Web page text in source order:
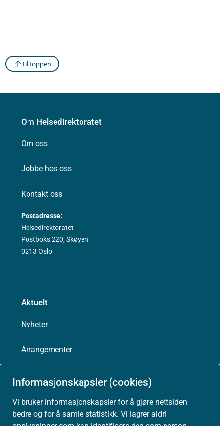
Informasjonskapsler (cookies)
Vi bruker informasjonskapsler for å gjøre nettsiden
bedre og for å samle statistikk. Vi lagrer aldri
Til toppen
Om Helsedirektoratet
Om oss
Jobbe hos oss
Kontakt oss
Postadresse:
Helsedirektoratet
Postboks 220, Skøyen
0213 Oslo
Aktuelt
Nyheter
Arrangementer
Presse